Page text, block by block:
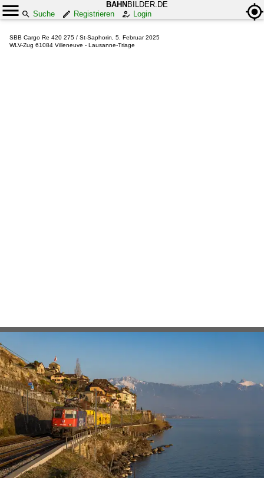
BAHN BILDER.DE
Suche
Registrieren Login
SBB Cargo Re 420 275 / St-Saphorin, 5. Februar 2025
WLV-Zug 61084 Villeneuve - Lausanne-Triage